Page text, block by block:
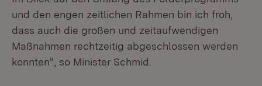
und den engen zeitlichen Rahmen bin ich froh,
dass auch die großen und zeitaufwendigen
Maßnahmen rechtzeitig abgeschlossen werden
konnten", so Minister Schmid.